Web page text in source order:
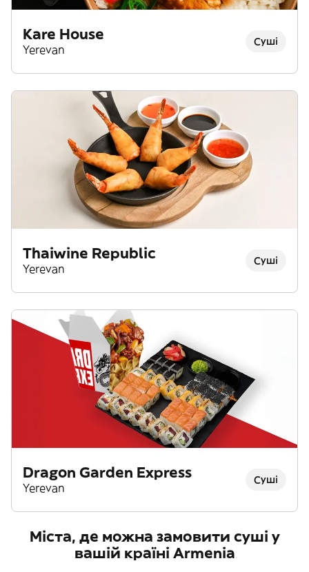
Kare House
Yerevan
Суші
Thaiwine Republic
Yerevan
Суші
Dragon Garden Express
Yerevan
Суші
Міста, де можна замовити суші у
вашій країні Armenia